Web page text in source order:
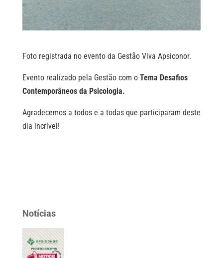
Foto registrada no evento da Gestão Viva Apsiconor.
Evento realizado pela Gestão com o Tema Desafios
Contemporâneos da Psicologia.
Agradecemos a todos e a todas que participaram deste
dia incrível!
Notícias